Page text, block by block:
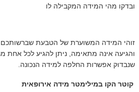
ובדקו מהי המידה המקבילה לו
זוהי המידה המשוערת של הטבעת
והגיעה אינה מתאימה, ניתן להגיע לכל אחת
שנבדוק אפשרות החלפה למידה הנכונה.
קוטר הקו במילימטר מידה אירופאית